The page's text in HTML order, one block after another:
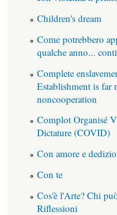
Children's dream
Come potrebbero
qualche anno...
Complete
Establishment is far
noncooperation
Complot Organisé
Dictature (COVID)
Con amore e
Con te
Cos'è l'Arte? Chi
Riflessioni